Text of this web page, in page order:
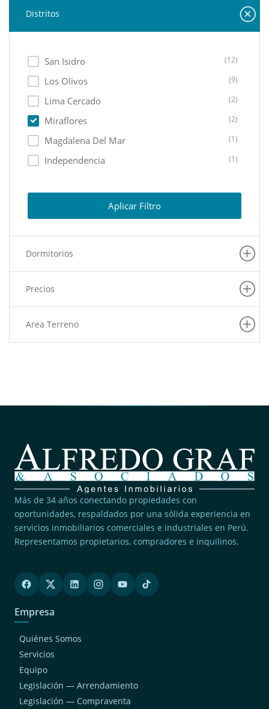
Distritos
San Isidro (12)
Los Olivos (9)
Lima Cercado (2)
Miraflores (2)
Magdalena Del Mar (1)
Independencia (1)
Aplicar Filtro
Dormitorios
Precios
Area Terreno
Más de 34 años conectando propiedades con
oportunidades, respaldados por una sólida experiencia en
servicios inmobiliarios comerciales e industriales en Perú.
Representamos propietarios, compradores e inquilinos.
Empresa
Quiénes Somos
Servicios
Equipo
Legislación — Arrendamiento
Legislación — Compraventa